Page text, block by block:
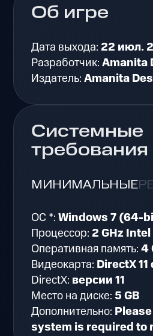
Об игре
Дата выхода: 22 июл.
Разработчик:Amanita
Издатель:Amanita
Системные
требования
МИНИМАЛЬНЫЕ
ОС *:Windows 7 (64-
Процессор: 2 GHz
Оперативная память:4
Видеокарта: DirectX
DirectX: версии 11
Место на диске:5 GB
Дополнительно:
system is required to